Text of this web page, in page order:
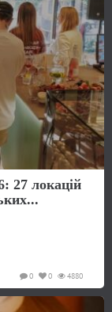
27 локацій
4880
0
0